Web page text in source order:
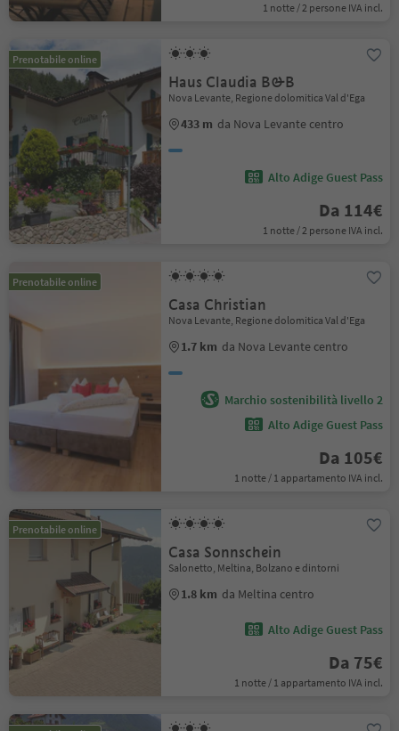
1 notte / 2 persone IVA incl.
Prenotabile online
Haus Claudia B&B
Nova Levante, Regione dolomitica Val d'Ega
433 m da Nova Levante centro
Alto Adige Guest Pass
Da 114€
1 notte / 2 persone IVA incl.
Prenotabile online
Casa Christian
Nova Levante, Regione dolomitica Val d'Ega
1.7 km da Nova Levante centro
Marchio sostenibilità livello 2
Alto Adige Guest Pass
Da 105€
1 notte / 1 appartamento IVA incl.
Prenotabile online
Casa Sonnschein
Salonetto, Meltina, Bolzano e dintorni
1.8 km da Meltina centro
Alto Adige Guest Pass
Da 75€
1 notte / 1 appartamento IVA incl.